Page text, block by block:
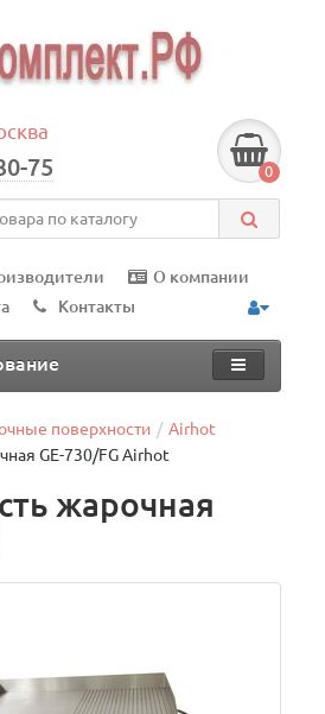
75 0
О компании
Контакты
поверхности
Airhot
GE-730/FG Airhot
жарочная